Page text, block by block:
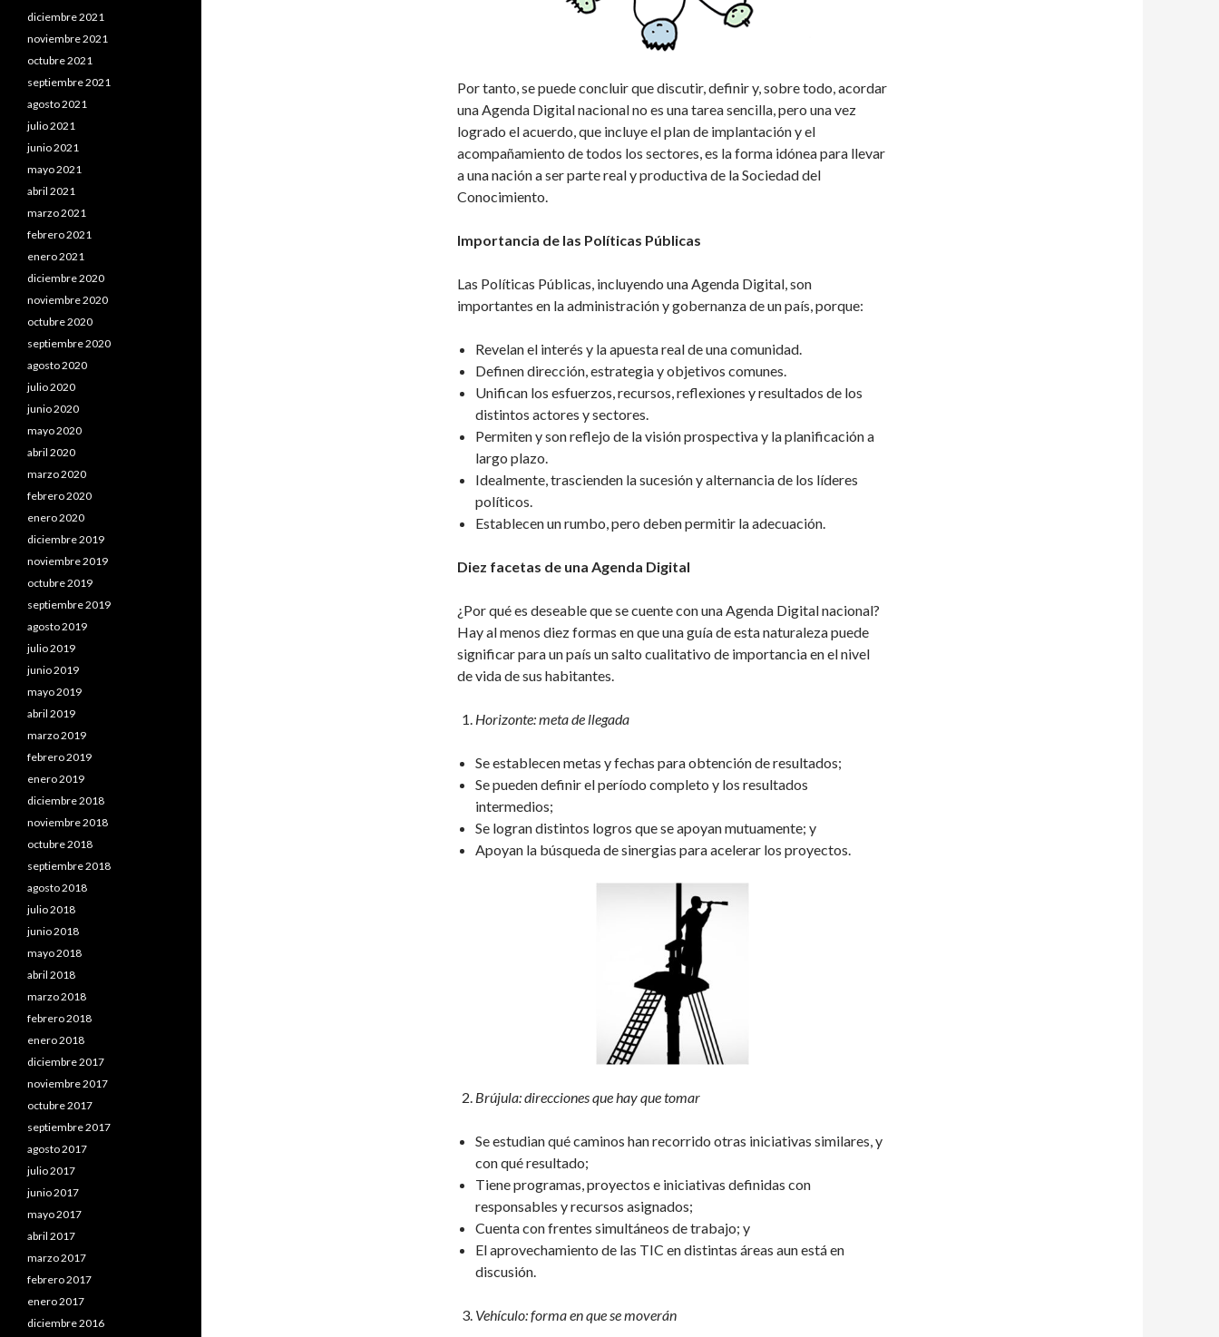
Por tanto, se puede concluir que discutir, definir y, sobre todo, acordar
una Agenda Digital nacional no es una tarea sencilla, pero una vez
logrado el acuerdo, que incluye el plan de implantación y el
acompañamiento de todos los sectores, es la forma idónea para llevar
a una nación a ser parte real y productiva de la Sociedad del
Conocimiento.
Importancia de las Políticas Públicas
Las Políticas Públicas, incluyendo una Agenda Digital, son
importantes en la administración y gobernanza de un país, porque:
Revelan el interés y la apuesta real de una comunidad.
Definen dirección, estrategia y objetivos comunes.
Unifican los esfuerzos, recursos, reflexiones y resultados de los
distintos actores y sectores.
Permiten y son reflejo de la visión prospectiva y la planificación a
largo plazo.
Idealmente, trascienden la sucesión y alternancia de los líderes
políticos.
Establecen un rumbo, pero deben permitir la adecuación.
Diez facetas de una Agenda Digital
¿Por qué es deseable que se cuente con una Agenda Digital nacional?
Hay al menos diez formas en que una guía de esta naturaleza puede
significar para un país un salto cualitativo de importancia en el nivel
de vida de sus habitantes.
Horizonte: meta de llegada
Se establecen metas y fechas para obtención de resultados;
Se pueden definir el período completo y los resultados
intermedios;
Se logran distintos logros que se apoyan mutuamente; y
Apoyan la búsqueda de sinergias para acelerar los proyectos.
Brújula: direcciones que hay que tomar
Se estudian qué caminos han recorrido otras iniciativas similares, y
con qué resultado;
Tiene programas, proyectos e iniciativas definidas con
responsables y recursos asignados;
Cuenta con frentes simultáneos de trabajo; y
El aprovechamiento de las TIC en distintas áreas aun está en
discusión.
Vehículo: forma en que se moverán
diciembre 2021
noviembre 2021
octubre 2021
septiembre 2021
agosto 2021
julio 2021
junio 2021
mayo 2021
abril 2021
marzo 2021
febrero 2021
enero 2021
diciembre 2020
noviembre 2020
octubre 2020
septiembre 2020
agosto 2020
julio 2020
junio 2020
mayo 2020
abril 2020
marzo 2020
febrero 2020
enero 2020
diciembre 2019
noviembre 2019
octubre 2019
septiembre 2019
agosto 2019
julio 2019
junio 2019
mayo 2019
abril 2019
marzo 2019
febrero 2019
enero 2019
diciembre 2018
noviembre 2018
octubre 2018
septiembre 2018
agosto 2018
julio 2018
junio 2018
mayo 2018
abril 2018
marzo 2018
febrero 2018
enero 2018
diciembre 2017
noviembre 2017
octubre 2017
septiembre 2017
agosto 2017
julio 2017
junio 2017
mayo 2017
abril 2017
marzo 2017
febrero 2017
enero 2017
diciembre 2016